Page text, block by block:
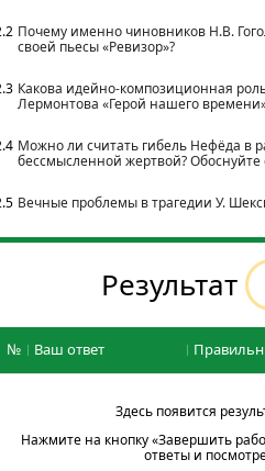
Почему именно чиновников Н.В.
своей пьесы «Ревизор»?
Какова идейно-композиционная
Лермонтова «Герой нашего
Можно ли считать гибель Нефёда в
бессмысленной жертвой?
Вечные проблемы в трагедии У.
Результат
№ Ваш ответ
Здесь появится
Нажмите на кнопку «Завершить
ответы и